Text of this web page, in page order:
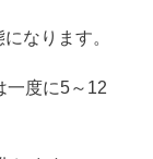
なります。
一度に5～12